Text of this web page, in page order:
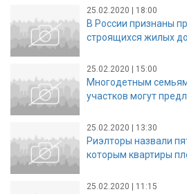
25.02.2020 | 18:00
В России признаны
строящихся жилых
25.02.2020 | 15:00
Многодетным
участков могут
25.02.2020 | 13:30
Риэлторы назвали
которым квартиры
25.02.2020 | 11:15